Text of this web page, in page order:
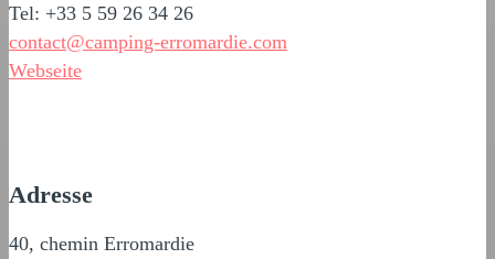
Tel: +33 5 59 26 34 26
contact@camping-erromardie.com
Webseite
Adresse
40, chemin Erromardie